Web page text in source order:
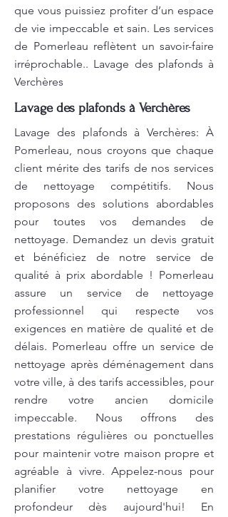
que vous puissiez profiter d’un espace
de vie impeccable et sain. Les services
de Pomerleau reflètent un savoir-faire
irréprochable.. Lavage des plafonds à
Verchères
Lavage des plafonds à Verchères
Lavage des plafonds à Verchères: À
Pomerleau, nous croyons que chaque
client mérite des tarifs de nos services
de nettoyage compétitifs. Nous
proposons des solutions abordables
pour toutes vos demandes de
nettoyage. Demandez un devis gratuit
et bénéficiez de notre service de
qualité à prix abordable ! Pomerleau
assure un service de nettoyage
professionnel qui respecte vos
exigences en matière de qualité et de
délais. Pomerleau offre un service de
nettoyage après déménagement dans
votre ville, à des tarifs accessibles, pour
rendre votre ancien domicile
impeccable. Nous offrons des
prestations régulières ou ponctuelles
pour maintenir votre maison propre et
agréable à vivre. Appelez-nous pour
planifier votre nettoyage en
profondeur dès aujourd'hui! En